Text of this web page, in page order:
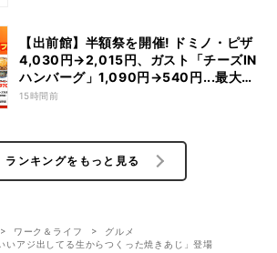
【出前館】半額祭を開催! ドミノ・ピザ
4,030円→2,015円、ガスト「チーズIN
ハンバーグ」1,090円→540円...最大
1,500円OFFの「リピ得クーポン」も配
15時間前
ランキングをもっと見る
ワーク＆ライフ
グルメ
いアジ出してる生からつくった焼きあじ」登場